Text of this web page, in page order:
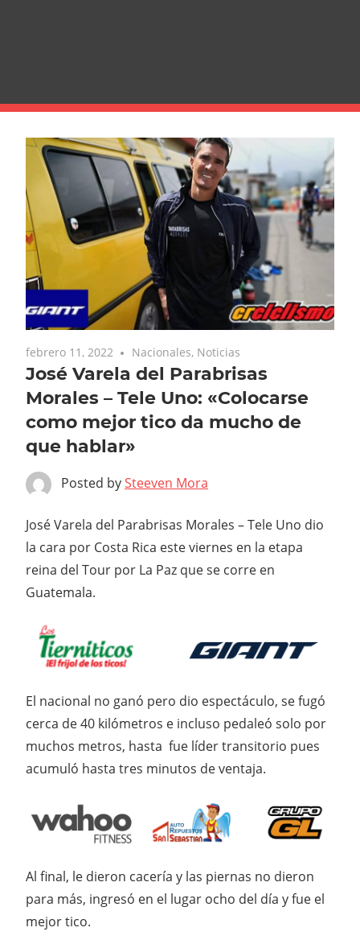
febrero 11, 2022 Nacionales, Noticias
José Varela del Parabrisas
Morales – Tele Uno: «Colocarse
como mejor tico da mucho de
que hablar»
Posted bySteeven Mora
José Varela del Parabrisas Morales – Tele Uno dio
la cara por Costa Rica este viernes en la etapa
reina del Tour por La Paz que se corre en
Guatemala.
El nacional no ganó pero dio espectáculo, se fugó
cerca de 40 kilómetros e incluso pedaleó solo por
muchos metros, hasta fue líder transitorio pues
acumuló hasta tres minutos de ventaja.
Al final, le dieron cacería y las piernas no dieron
para más, ingresó en el lugar ocho del día y fue el
mejor tico.